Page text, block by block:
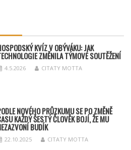
KVÍZ V OBÝVÁKU: JAK
ZMĚNILA TÝMOVÉ SOUTĚŽENÍ
4.5.2026 CITATY MOTTA
NOVÉHO PRŮZKUMU SE PO ZMĚNĚ
KAŽDÝ ŠESTÝ ČLOVĚK BOJÍ, ŽE MU
BUDÍK
22.10.2025 CITATY MOTTA